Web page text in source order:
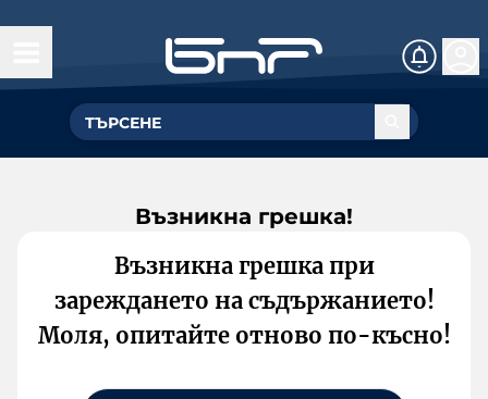
Възникна грешка!
Възникна грешка при
зареждането на съдържанието!
Моля, опитайте отново по-късно!